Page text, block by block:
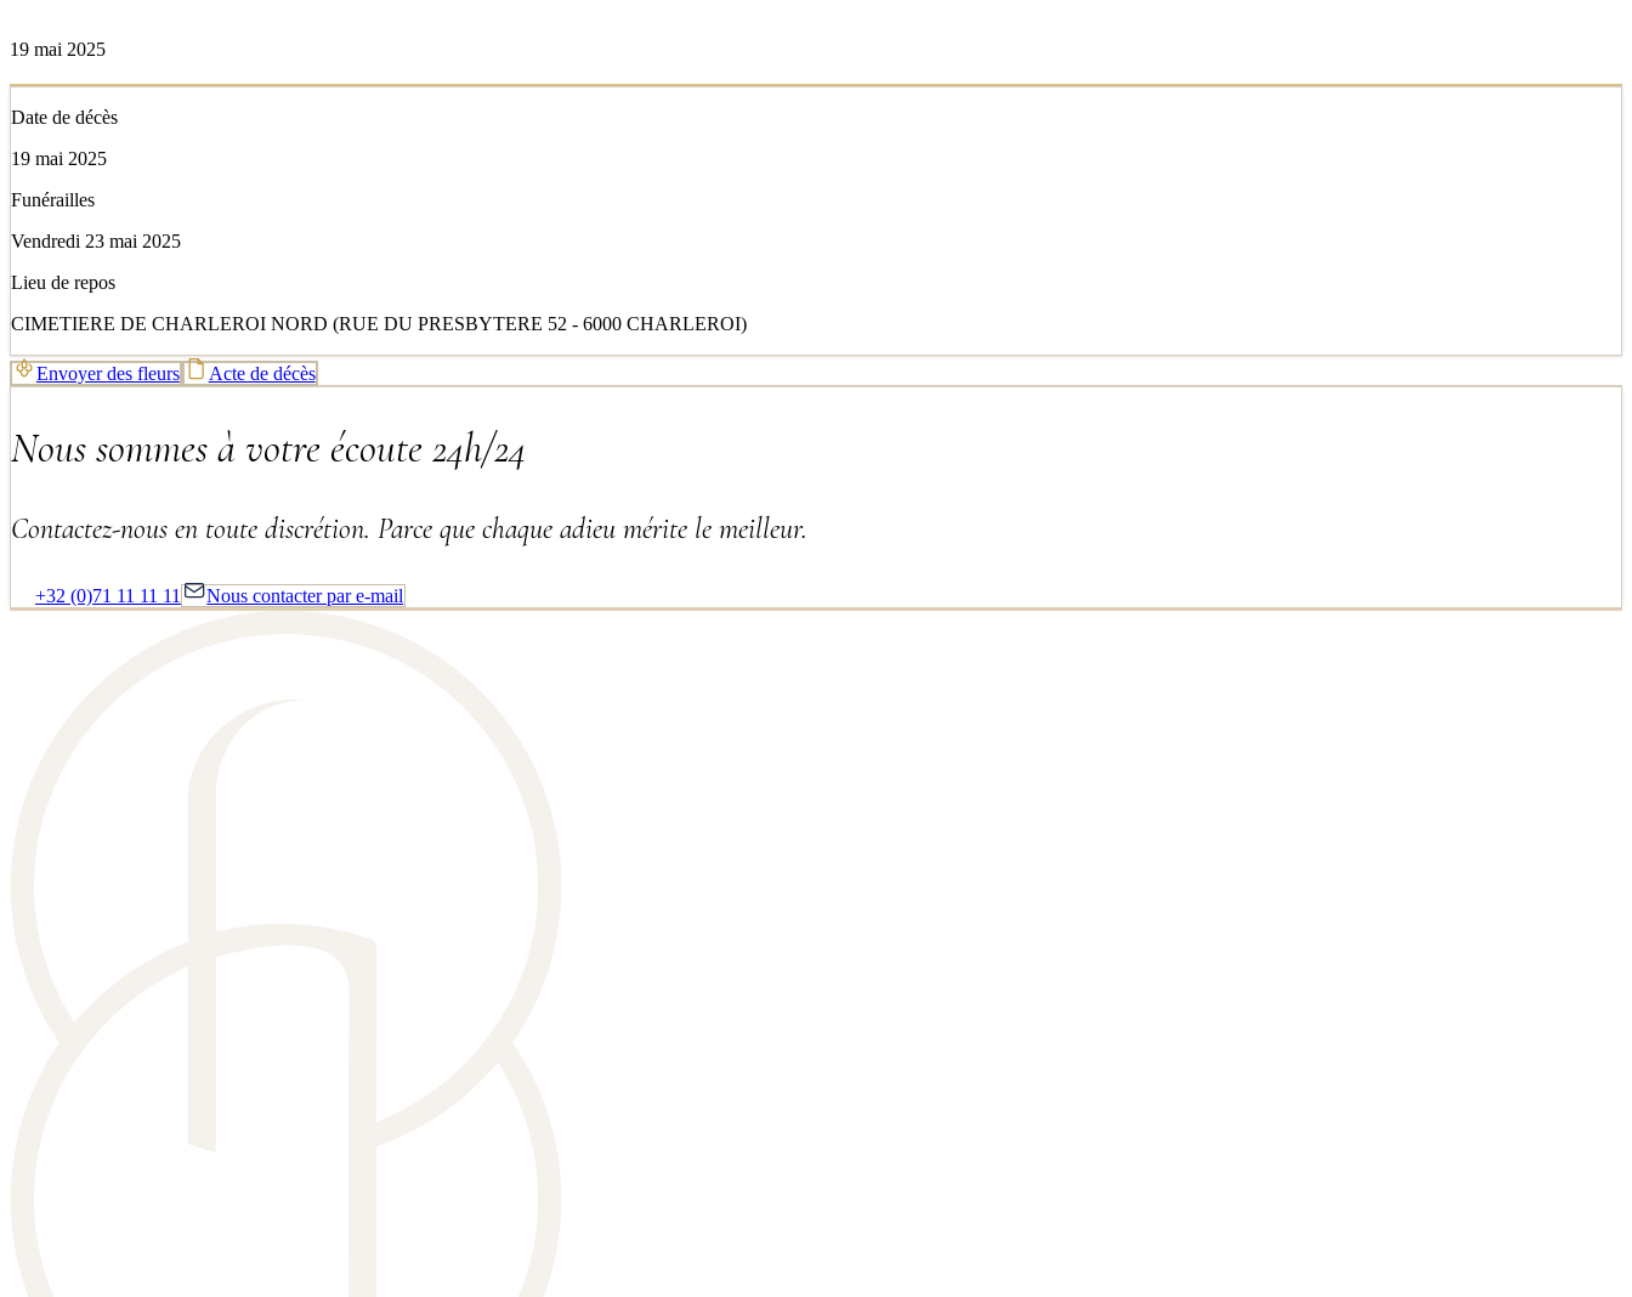
19 mai 2025
Date de décès
19 mai 2025
Funérailles
Vendredi 23 mai 2025
Lieu de repos
CIMETIERE DE CHARLEROI NORD (RUE DU PRESBYTERE 52 - 6000 CHARLEROI)
Envoyer des fleurs Acte de décès
Nous sommes à votre écoute 24h/24
Contactez-nous en toute discrétion. Parce que chaque adieu mérite le meilleur.
+32 (0)71 11 11 11 Nous contacter par e-mail